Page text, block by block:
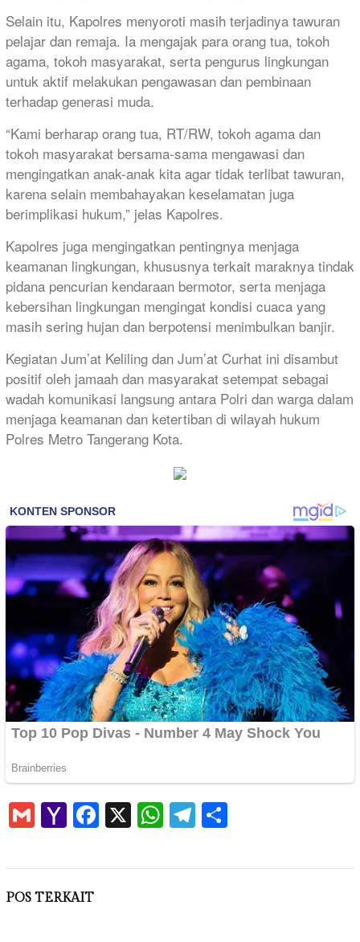
Selain itu, Kapolres menyoroti masih terjadinya tawuran
pelajar dan remaja. Ia mengajak para orang tua, tokoh
agama, tokoh masyarakat, serta pengurus lingkungan
untuk aktif melakukan pengawasan dan pembinaan
terhadap generasi muda.
“Kami berharap orang tua, RT/RW, tokoh agama dan
tokoh masyarakat bersama-sama mengawasi dan
mengingatkan anak-anak kita agar tidak terlibat tawuran,
karena selain membahayakan keselamatan juga
berimplikasi hukum,” jelas Kapolres.
Kapolres juga mengingatkan pentingnya menjaga
keamanan lingkungan, khususnya terkait maraknya tindak
pidana pencurian kendaraan bermotor, serta menjaga
kebersihan lingkungan mengingat kondisi cuaca yang
masih sering hujan dan berpotensi menimbulkan banjir.
Kegiatan Jum’at Keliling dan Jum’at Curhat ini disambut
positif oleh jamaah dan masyarakat setempat sebagai
wadah komunikasi langsung antara Polri dan warga dalam
menjaga keamanan dan ketertiban di wilayah hukum
Polres Metro Tangerang Kota.
GmailYahoo
Mail
Facebook
X WhatsApp
Telegram
POS TERKAIT